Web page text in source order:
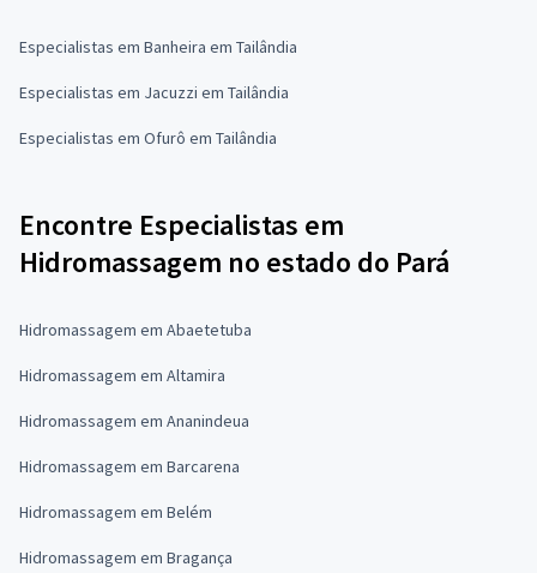
Especialistas em Banheira em Tailândia
Especialistas em Jacuzzi em Tailândia
Especialistas em Ofurô em Tailândia
Encontre Especialistas em
Hidromassagem no estado do Pará
Hidromassagem em Abaetetuba
Hidromassagem em Altamira
Hidromassagem em Ananindeua
Hidromassagem em Barcarena
Hidromassagem em Belém
Hidromassagem em Bragança